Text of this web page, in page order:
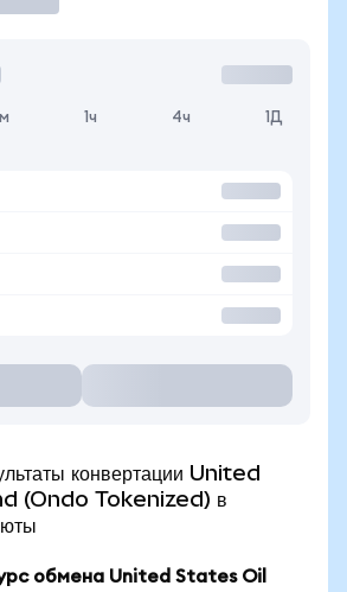
1ч 4ч 1Д
конвертации United
(Ondo Tokenized) в
обмена United States Oil